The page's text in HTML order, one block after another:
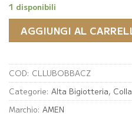
1 disponibili
AGGIUNGI AL
COD: CLLUBOBBACZ
Categorie: Alta Bigiotteria,
Marchio: AMEN